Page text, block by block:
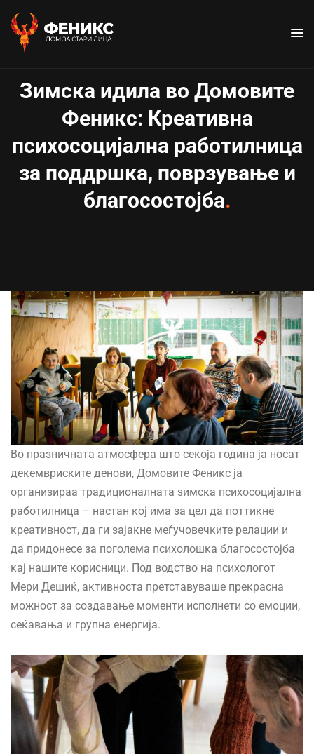
Зимска идила во Домовите
Феникс: Креативна
психосоцијална работилница
за поддршка, поврзување и
благосостојба
Во празничната атмосфера што секоја година ја носат
декемвриските денови, Домовите Феникс ја
организираа традиционалната зимска психосоцијална
работилница – настан кој има за цел да поттикне
креативност, да ги зајакне меѓучовечките релации и
да придонесе за поголема психолошка благосостојба
кај нашите корисници. Под водство на психологот
Мери Дешиќ, активноста претставуваше прекрасна
можност за создавање моменти исполнети со емоции,
сеќавања и групна енергија.